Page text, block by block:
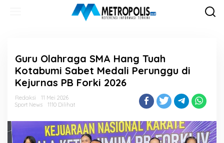
Guru Olahraga SMA Hang Tuah
Kotabumi Sabet Medali Perunggu di
Kejurnas PB Forki 2026
Redaksi
11 Mei 2026
Sport News
1110 Dilihat